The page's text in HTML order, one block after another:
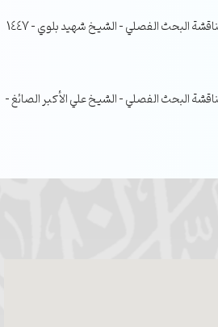
جلسة مناقشة البحث الفصلي – الشيخ شهيد بلوي – 1447
البحث الفصلي – الشيخ علي الأكبر الصائغ –